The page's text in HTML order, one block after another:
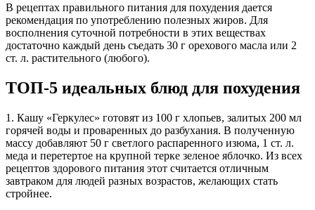
В рецептах правильного питания для похудения дается
рекомендация по употреблению полезных жиров. Для
восполнения суточной потребности в этих веществах
достаточно каждый день съедать 30 г орехового масла или 2
ст. л. растительного (любого).
ТОП-5 идеальных блюд для похудения
1. Кашу «Геркулес» готовят из 100 г хлопьев, залитых 200 мл
горячей воды и проваренных до разбухания. В полученную
массу добавляют 50 г светлого распаренного изюма, 1 ст. л.
меда и перетертое на крупной терке зеленое яблочко. Из всех
рецептов здорового питания этот считается отличным
завтраком для людей разных возрастов, желающих стать
стройнее.